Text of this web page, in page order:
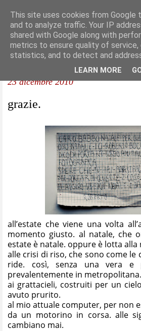
23 dicembre 2010
grazie.
all’estate che viene una volta
momento giusto. al natale, che
estate è natale. oppure è lotta alla
alle crisi di riso, che sono come le
ride. così, senza una vera e
prevalentemente in metropolitana.
ai grattacieli, costruiti per un
avuto prurito.
al mio attuale computer, per non
da un motorino in corsa. alle
cambiano mai.
This site uses cookies from Google
and to analyze traffic. Your IP
shared with Google along with
metrics to ensure quality of service,
statistics, and to detect and
LEARN MORE